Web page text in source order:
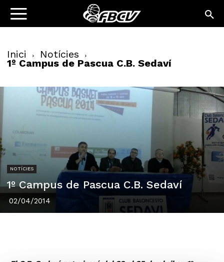
Inici Notícies
1º Campus de Pascua C.B. Sedaví
NOTÍCIES
1º Campus de Pascua C.B. Sedaví
02/04/2014